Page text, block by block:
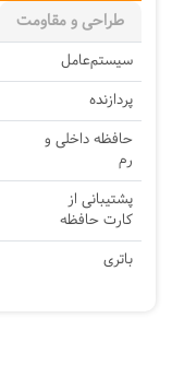
طراحی و مقاومت
سیستم‌عامل
پردازنده
حافظه داخلی و
رم
پشتیبانی از
کارت حافظه
باتری